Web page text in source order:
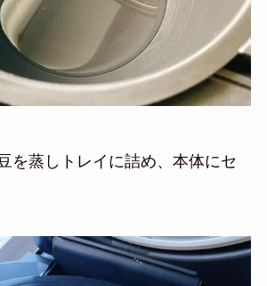
を蒸しトレイに詰め、本体にセ